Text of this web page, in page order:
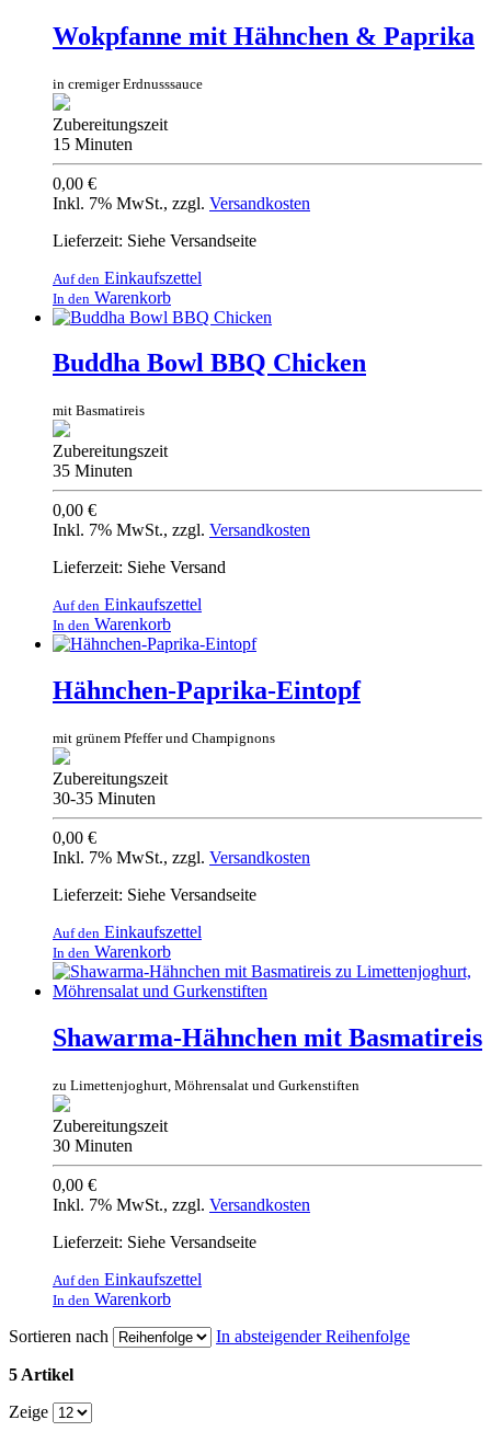
Wokpfanne mit Hähnchen & Paprika
in cremiger Erdnusssauce
Zubereitungszeit
15 Minuten
0,00 €
Inkl. 7% MwSt., zzgl. Versandkosten
Lieferzeit: Siehe Versandseite
Auf den Einkaufszettel
In den Warenkorb
Buddha Bowl BBQ Chicken
mit Basmatireis
Zubereitungszeit
35 Minuten
0,00 €
Inkl. 7% MwSt., zzgl. Versandkosten
Lieferzeit: Siehe Versand
Auf den Einkaufszettel
In den Warenkorb
Hähnchen-Paprika-Eintopf
mit grünem Pfeffer und Champignons
Zubereitungszeit
30-35 Minuten
0,00 €
Inkl. 7% MwSt., zzgl. Versandkosten
Lieferzeit: Siehe Versandseite
Auf den Einkaufszettel
In den Warenkorb
Shawarma-Hähnchen mit Basmatireis
zu Limettenjoghurt, Möhrensalat und Gurkenstiften
Zubereitungszeit
30 Minuten
0,00 €
Inkl. 7% MwSt., zzgl. Versandkosten
Lieferzeit: Siehe Versandseite
Auf den Einkaufszettel
In den Warenkorb
Sortieren nach
In absteigender Reihenfolge
5 Artikel
Zeige